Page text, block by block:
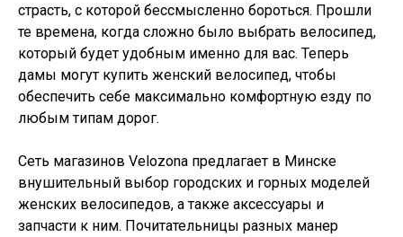
страсть, с которой бессмысленно бороться. Прошли
те времена, когда сложно было выбрать велосипед,
который будет удобным именно для вас. Теперь
дамы могут купить женский велосипед, чтобы
обеспечить себе максимально комфортную езду по
любым типам дорог.
Сеть магазинов Velozona предлагает в Минске
внушительный выбор городских и горных моделей
женских велосипедов, а также аксессуары и
запчасти к ним. Почитательницы разных манер